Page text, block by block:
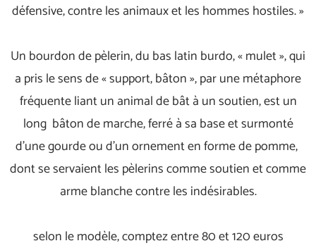
défensive, contre les animaux et les hommes hostiles. »
Un bourdon de pèlerin, du bas latin burdo, « mulet », qui
a pris le sens de « support, bâton », par une métaphore
fréquente liant un animal de bât à un soutien, est un
long bâton de marche, ferré à sa base et surmonté
d’une gourde ou d’un ornement en forme de pomme,
dont se servaient les pèlerins comme soutien et comme
arme blanche contre les indésirables.
selon le modèle, comptez entre 80 et 120 euros